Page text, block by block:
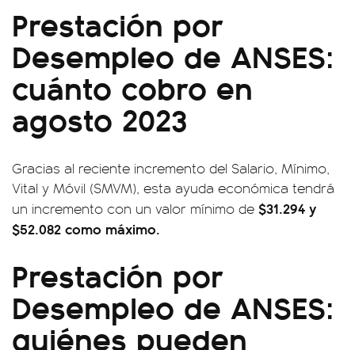
Prestación por
Desempleo de ANSES:
cuánto cobro en
agosto 2023
Gracias al reciente incremento del Salario, Mínimo,
Vital y Móvil (SMVM), esta ayuda económica tendrá
un incremento con un valor mínimo de $31.294 y
$52.082 como máximo.
Prestación por
Desempleo de ANSES:
quiénes pueden